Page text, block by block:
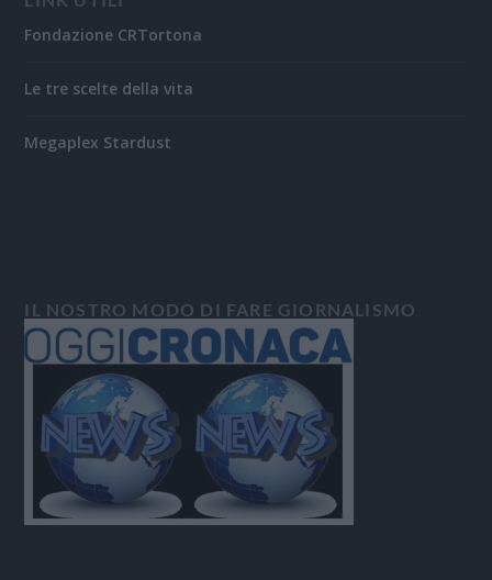
Fondazione CRTortona
Le tre scelte della vita
Megaplex Stardust
IL NOSTRO MODO DI FARE GIORNALISMO